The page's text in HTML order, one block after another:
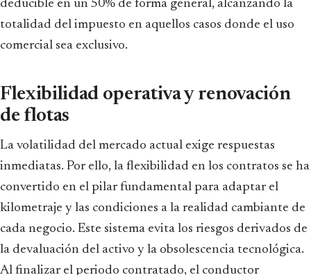
deducible en un 50% de forma general, alcanzando la
totalidad del impuesto en aquellos casos donde el uso
comercial sea exclusivo.
Flexibilidad operativa y renovación
de flotas
La volatilidad del mercado actual exige respuestas
inmediatas. Por ello, la flexibilidad en los contratos se ha
convertido en el pilar fundamental para adaptar el
kilometraje y las condiciones a la realidad cambiante de
cada negocio. Este sistema evita los riesgos derivados de
la devaluación del activo y la obsolescencia tecnológica.
Al finalizar el periodo contratado, el conductor